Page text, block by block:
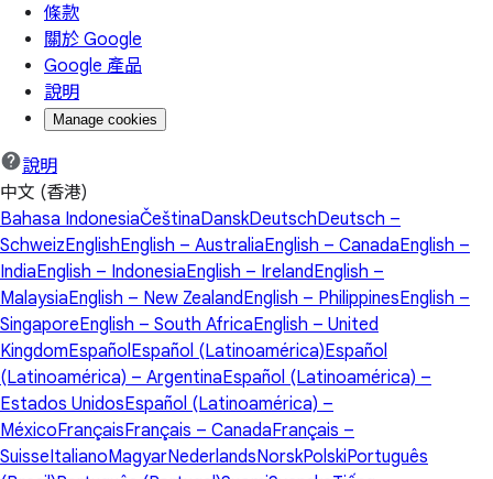
條款
關於 Google
Google 產品
說明
Manage cookies
說明
中文 (香港)
Bahasa IndonesiaČeštinaDanskDeutschDeutsch –
SchweizEnglishEnglish – AustraliaEnglish – CanadaEnglish –
IndiaEnglish – IndonesiaEnglish – IrelandEnglish –
MalaysiaEnglish – New ZealandEnglish – PhilippinesEnglish –
SingaporeEnglish – South AfricaEnglish – United
KingdomEspañolEspañol (Latinoamérica)Español
(Latinoamérica) – ArgentinaEspañol (Latinoamérica) –
Estados UnidosEspañol (Latinoamérica) –
MéxicoFrançaisFrançais – CanadaFrançais –
SuisseItalianoMagyarNederlandsNorskPolskiPortuguês